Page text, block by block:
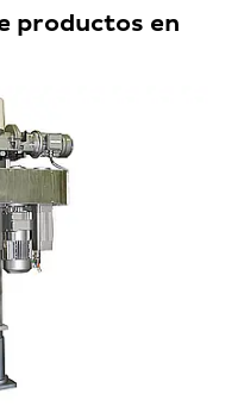
productos en